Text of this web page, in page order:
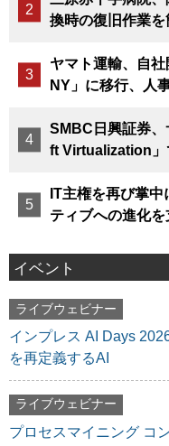
換時の復旧作業を
ヤマト運輸、自
NY」に移行、人
SMBC日興証券
ft Virtualization」
IT主権を再び掌
ティブへの進化
イベント
ライブウェビナー
インプレス AI Days
を再定義するAI
ライブウェビナー
プロセスマイニング コ